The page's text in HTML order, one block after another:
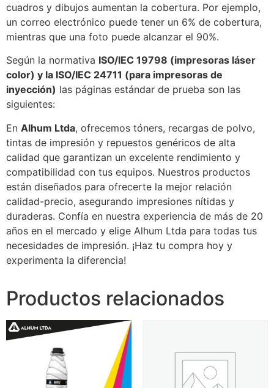
cuadros y dibujos aumentan la cobertura. Por ejemplo,
un correo electrónico puede tener un 6% de cobertura,
mientras que una foto puede alcanzar el 90%.
Según la normativa ISO/IEC 19798 (impresoras láser
color) y la ISO/IEC 24711 (para impresoras de
inyección) las páginas estándar de prueba son las
siguientes:
En Alhum Ltda, ofrecemos tóners, recargas de polvo,
tintas de impresión y repuestos genéricos de alta
calidad que garantizan un excelente rendimiento y
compatibilidad con tus equipos. Nuestros productos
están diseñados para ofrecerte la mejor relación
calidad-precio, asegurando impresiones nítidas y
duraderas. Confía en nuestra experiencia de más de 20
años en el mercado y elige Alhum Ltda para todas tus
necesidades de impresión. ¡Haz tu compra hoy y
experimenta la diferencia!
Productos relacionados